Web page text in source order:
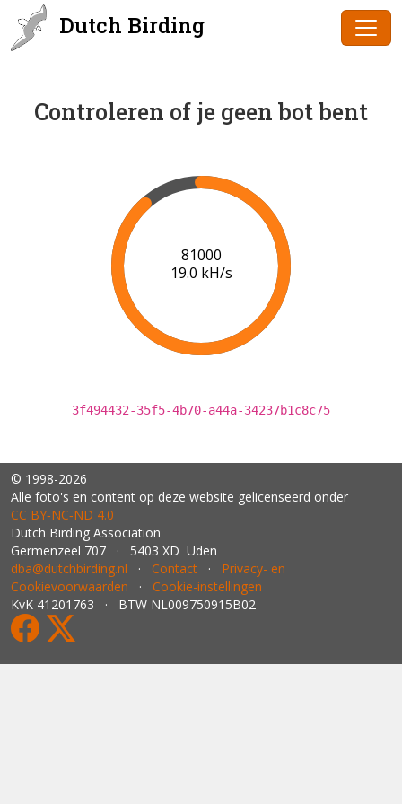
Dutch Birding
Controleren of je geen bot bent
83000
19.1 kH/s
3f494432-35f5-4b70-a44a-34237b1c8c75
© 1998-2026
Alle foto's en content op deze website gelicenseerd onder
CC BY‑NC‑ND 4.0
Dutch Birding Association
Germenzeel 707 · 5403 XD Uden
dba@dutchbirding.nl · Contact · Privacy- en
Cookievoorwaarden · Cookie-instellingen
KvK 41201763 · BTW NL009750915B02